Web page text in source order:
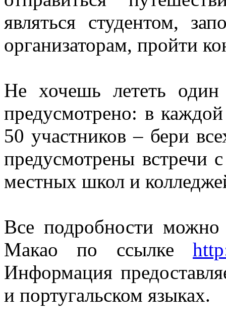
являться студентом,
организаторам, пройти
Не хочешь лететь
предусмотрено: в
50 участников – бери
предусмотрены встречи
местных школ и
Все подробности можно
Макао по ссылке
Информация
и португальском языках.